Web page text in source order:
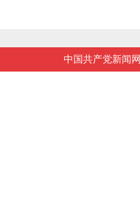
中国共产党新闻网